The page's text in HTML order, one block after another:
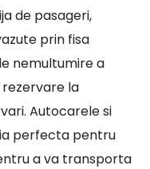
de pasageri,
prin fisa
nemultumire a
la
Autocarele si
perfecta pentru
a va transporta